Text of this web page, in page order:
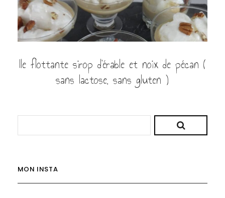
Ile flottante sirop d’érable et noix de pécan (
sans lactose, sans gluten )
MON INSTA